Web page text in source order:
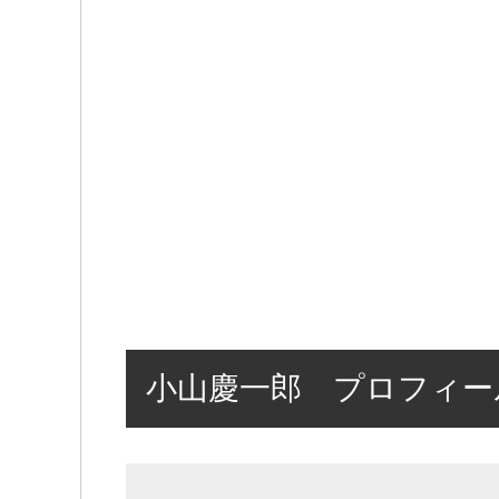
小山慶一郎 プロフィー